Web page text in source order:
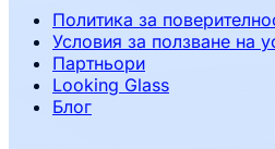
Политика за
Условия за ползване на
Партньори
Looking Glass
Блог